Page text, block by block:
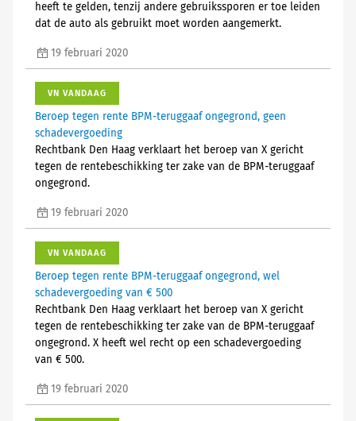
heeft te gelden, tenzij andere gebruikssporen er toe leiden
dat de auto als gebruikt moet worden aangemerkt.
19 februari 2020
VN VANDAAG
Beroep tegen rente BPM-teruggaaf ongegrond, geen
schadevergoeding
Rechtbank Den Haag verklaart het beroep van X gericht
tegen de rentebeschikking ter zake van de BPM-teruggaaf
ongegrond.
19 februari 2020
VN VANDAAG
Beroep tegen rente BPM-teruggaaf ongegrond, wel
schadevergoeding van € 500
Rechtbank Den Haag verklaart het beroep van X gericht
tegen de rentebeschikking ter zake van de BPM-teruggaaf
ongegrond. X heeft wel recht op een schadevergoeding
van € 500.
19 februari 2020